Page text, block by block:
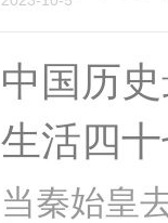
中国历
生活四
当秦始皇